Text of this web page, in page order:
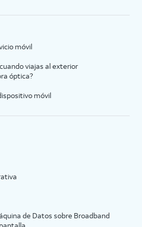
móvil
viajas al exterior
óptica?
móvil
de Datos sobre Broadband